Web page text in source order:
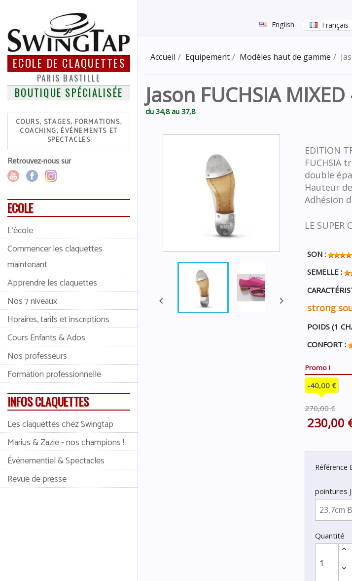
English Français
ECOLE DE CLAQUETTES
PARIS BASTILLE
BOUTIQUE SPÉCIALISÉE
COURS, STAGES, FORMATIONS,
COACHING, ÉVÉNEMENTS ET
SPECTACLES
Retrouvez-nous sur
ECOLE
L'école
Commencer les claquettes
maintenant
Apprendre les claquettes
Nos 7 niveaux
Horaires, tarifs et inscriptions
Cours Enfants & Ados
Nos professeurs
Formation professionnelle
INFOS CLAQUETTES
Les claquettes chez Swingtap
Marius & Zazie - nos champions !
Événementiel & Spectacles
Revue de presse
Accueil Equipement Modèles haut de gamme
Jason FUCHSIA
du 34,8 au 37,8
 
EDITION
FUCHSIA
double
Hauteur
Adhésion
LE SUPER
SON :
SEMELLE :
strong
POIDS (1
CONFORT :
Promo !
-40,00 €
270,00 €
230,00
Référence
pointures
Quantité